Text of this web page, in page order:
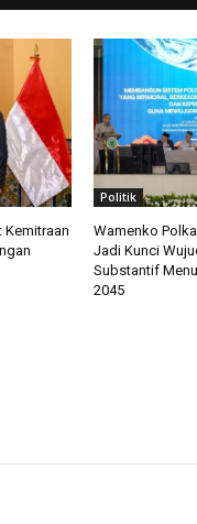
Kemitraan
Politik
Wamenko
Jadi Kunci
Substantif
2045